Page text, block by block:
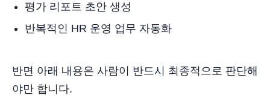
평가 리포트 초안 생성
반복적인 HR 운영 업무 자동화
반면 아래 내용은 사람이 반드시 최종적으로 판단해
야만 합니다.